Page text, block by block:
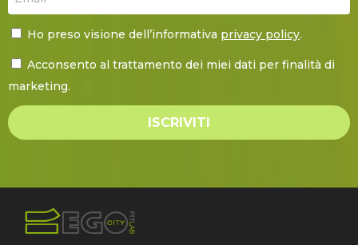
Ho preso visione dell’informativa privacy policy.
Acconsento al trattamento dei miei dati per finalità di
marketing.
ISCRIVITI